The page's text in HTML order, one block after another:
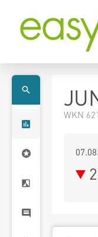
WKN